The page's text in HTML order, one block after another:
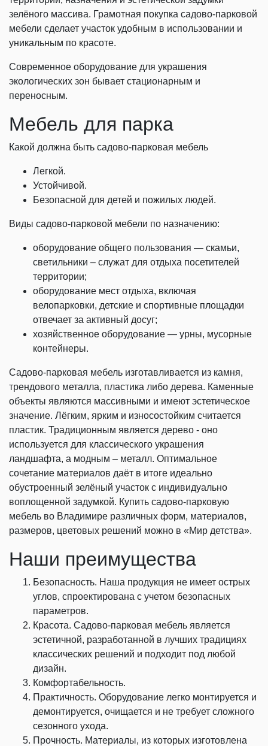
зелёного массива. Грамотная покупка садово-парковой
мебели сделает участок удобным в использовании и
уникальным по красоте.
Современное оборудование для украшения
экологических зон бывает стационарным и
переносным.
Мебель для парка
Какой должна быть садово-парковая мебель
Легкой.
Устойчивой.
Безопасной для детей и пожилых людей.
Виды садово-парковой мебели по назначению:
оборудование общего пользования — скамьи,
светильники – служат для отдыха посетителей
территории;
оборудование мест отдыха, включая
велопарковки, детские и спортивные площадки
отвечает за активный досуг;
хозяйственное оборудование — урны, мусорные
контейнеры.
Садово-парковая мебель изготавливается из камня,
трендового металла, пластика либо дерева. Каменные
объекты являются массивными и имеют эстетическое
значение. Лёгким, ярким и износостойким считается
пластик. Традиционным является дерево - оно
используется для классического украшения
ландшафта, а модным – металл. Оптимальное
сочетание материалов даёт в итоге идеально
обустроенный зелёный участок с индивидуально
воплощенной задумкой. Купить садово-парковую
мебель во Владимире различных форм, материалов,
размеров, цветовых решений можно в «Мир детства».
Наши преимущества
Безопасность. Наша продукция не имеет острых
углов, спроектирована с учетом безопасных
параметров.
Красота. Садово-парковая мебель является
эстетичной, разработанной в лучших традициях
классических решений и подходит под любой
дизайн.
Комфортабельность.
Практичность. Оборудование легко монтируется и
демонтируется, очищается и не требует сложного
сезонного ухода.
Прочность. Материалы, из которых изготовлена